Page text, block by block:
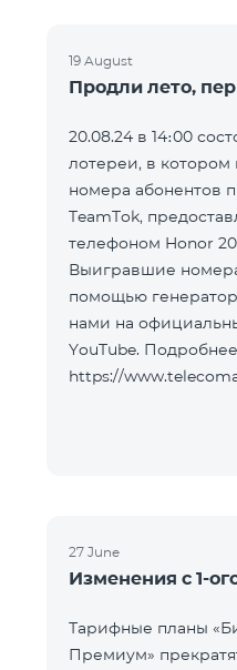
19 August
Продли лето,
20.08.24 в 14։00
лотереи, в котором
номера абонентов
TeamTok,
телефоном Honor
Выигравшие
помощью
нами на
YouTube.
https://
27 June
Изменения с 1-
Тарифные планы
Премиум»